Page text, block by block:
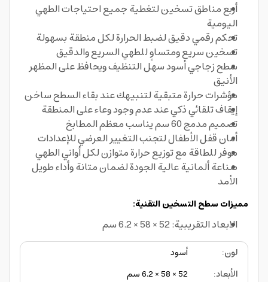
أربع مناطق تسخين لتغطية جميع احتياجات الطهي
اليومية
تحكم رقمي دقيق لضبط الحرارة لكل منطقة بسهولة
تسخين سريع ومتساوٍ للطهي السريع والدقيق
سطح زجاجي أسود سهل التنظيف ويحافظ على المظهر
الأنيق
مؤشرات حرارة متبقية لتنبيهك عند بقاء السطح ساخن
إيقاف تلقائي ذكي عند عدم وجود وعاء على المنطقة
تصميم مدمج 60 سم يناسب معظم المطابخ
أمان قفل الأطفال لتجنب التغيير العرضي للإعدادات
موفر للطاقة مع توزيع حرارة متوازن لكل أواني الطهي
صناعة ألمانية عالية الجودة لضمان متانة وأداء طويل
الأمد
مميزات سطح التسخين التقنية:
الابعاد التقريبية: 52 × 58 × 6.2 سم
لون:
أسود
الأبعاد:
52 × 58 × 6.2 سم